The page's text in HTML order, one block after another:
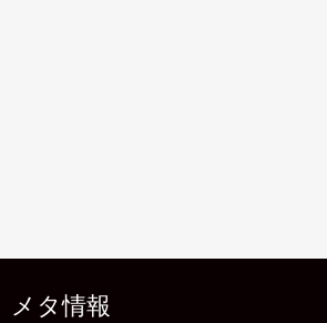
メタ情報